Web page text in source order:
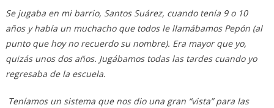
Se jugaba en mi barrio, Santos Suárez, cuando tenía 9 o 10
años y había un muchacho que todos le llamábamos Pepón (al
punto que hoy no recuerdo su nombre). Era mayor que yo,
quizás unos dos años. Jugábamos todas las tardes cuando yo
regresaba de la escuela.
Teníamos un sistema que nos dio una gran “vista” para las